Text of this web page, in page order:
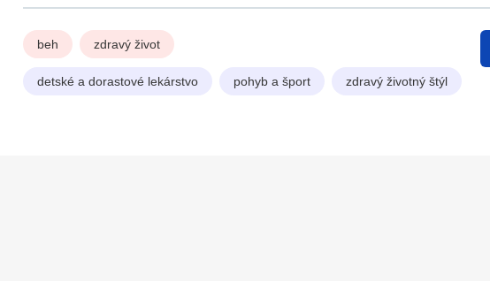
beh zdravý život
detské a dorastové lekárstvo pohyb a šport zdravý životný štýl